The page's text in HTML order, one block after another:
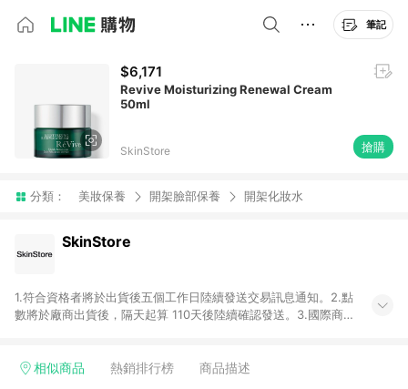
筆記
$6,171
Revive Moisturizing Renewal Cream
50ml
SkinStore 搶購
分類： 美妝保養 開架臉部保養 開架化妝水
SkinStore
1.符合資格者將於出貨後五個工作日陸續發送交易訊息通知。2.點
數將於廠商出貨後，隔天起算 110天後陸續確認發送。3.國際商家
點上限將以「訂單總金額」計算。6.若於商家App下單，不符合
相似商品 熱銷排行榜 商品描述